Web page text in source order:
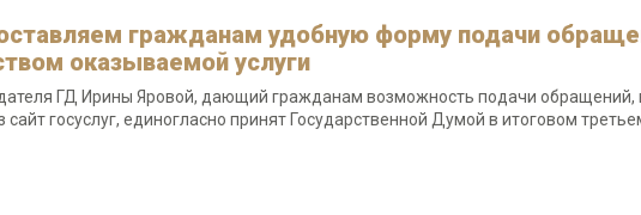
гражданам удобную форму подачи
оказываемой услуги
ГД Ирины Яровой, дающий гражданам возможность подачи обращений,
сайт госуслуг, единогласно принят Государственной Думой в итоговом